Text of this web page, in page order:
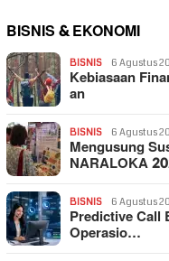
BISNIS & EKONOMI
BISNIS 6 Agustus
Kebiasaan
an
BISNIS 6 Agustus
Mengusung
NARALOKA
BISNIS 6 Agustus
Predictive Call
Operasio…